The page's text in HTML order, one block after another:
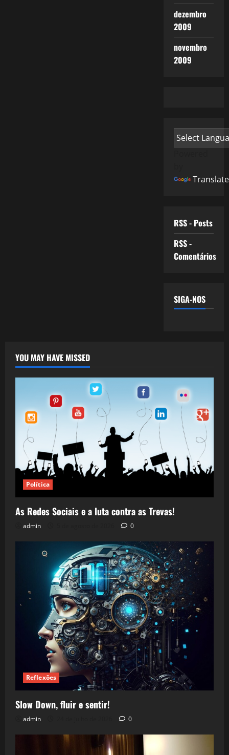
dezembro
2009
novembro
2009
Translate
RSS - Posts
RSS -
Comentários
SIGA-NOS
YOU MAY HAVE MISSED
Política
As Redes Sociais e a luta contra as Trevas!
admin 0
Reflexões
Slow Down, fluir e sentir!
admin 0